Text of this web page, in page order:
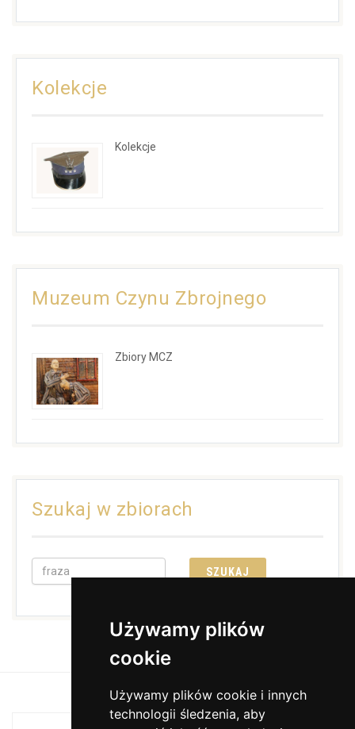
Używamy plików
cookie
Używamy plików cookie i innych
technologii śledzenia, aby
Kolekcje
Kolekcje
Muzeum Czynu Zbrojnego
Zbiory MCZ
Szukaj w zbiorach